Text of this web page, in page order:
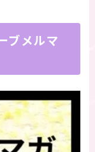
ブメルマ